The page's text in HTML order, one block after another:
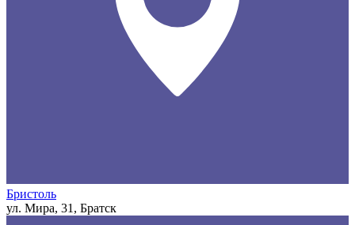
Бристоль
ул. Мира, 31, Братск